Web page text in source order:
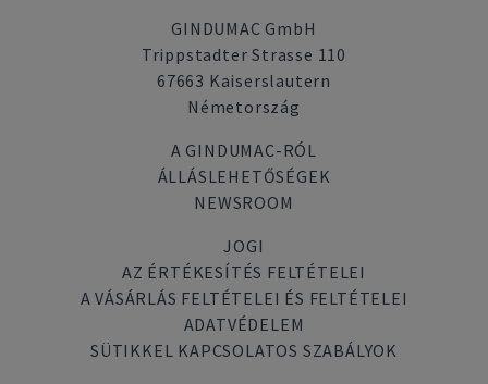
GINDUMAC GmbH
Trippstadter Strasse 110
67663 Kaiserslautern
Németország
A GINDUMAC-RÓL
ÁLLÁSLEHETŐSÉGEK
NEWSROOM
JOGI
AZ ÉRTÉKESÍTÉS FELTÉTELEI
A VÁSÁRLÁS FELTÉTELEI ÉS FELTÉTELEI
ADATVÉDELEM
SÜTIKKEL KAPCSOLATOS SZABÁLYOK